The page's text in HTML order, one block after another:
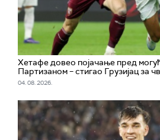
Хетафе довео појачање пред
Партизаном – стигао Грузијац за
04. 08. 2026.